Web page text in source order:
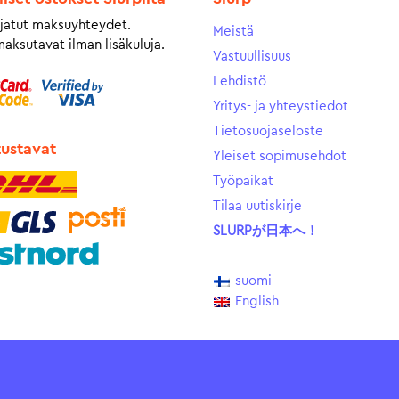
maksuyhteydet.
ilman lisäkuluja.
Meistä
Vastuullisuus
Lehdistö
Yritys- ja yhteystiedot
Tietosuojaseloste
Yleiset sopimusehdot
Työpaikat
Tilaa uutiskirje
SLURPが日本へ！
suomi
English